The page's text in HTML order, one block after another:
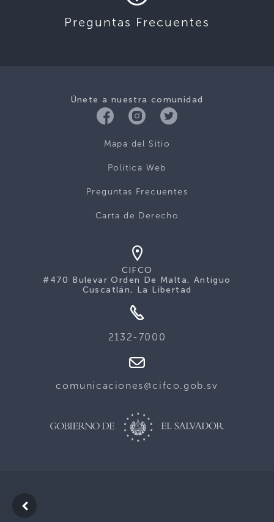
Preguntas Frecuentes
Únete a nuestra comunidad
Mapa del Sitio
Politica Web
Preguntas Frecuentes
Carta de Derecho
CIFCO
#470 Bulevar Orden De Malta, Antiguo
Cuscatlán, La Libertad
2132-7000
comunicaciones@cifco.gob.sv